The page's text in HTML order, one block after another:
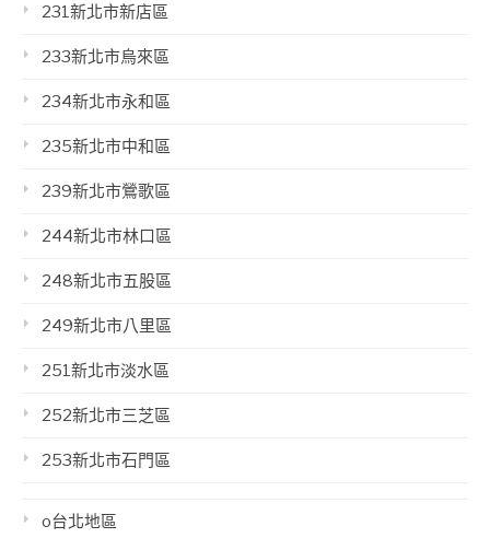
231新北市新店區
233新北市烏來區
234新北市永和區
235新北市中和區
239新北市鶯歌區
244新北市林口區
248新北市五股區
249新北市八里區
251新北市淡水區
252新北市三芝區
253新北市石門區
o台北地區